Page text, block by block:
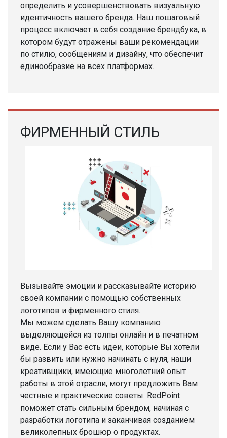
определить и усовершенствовать визуальную
идентичность вашего бренда. Наш пошаговый
процесс включает в себя создание брендбука, в
котором будут отражены ваши рекомендации
по стилю, сообщениям и дизайну, что обеспечит
единообразие на всех платформах.
ФИРМЕННЫЙ СТИЛЬ
Вызывайте эмоции и рассказывайте историю
своей компании с помощью собственных
логотипов и фирменного стиля.
Мы можем сделать Вашу компанию
выделяющейся из толпы онлайн и в печатном
виде. Если у Вас есть идеи, которые Вы хотели
бы развить или нужно начинать с нуля, наши
креативщики, имеющие многолетний опыт
работы в этой отрасли, могут предложить Вам
честные и практические советы. RedPoint
поможет стать сильным брендом, начиная с
разработки логотипа и заканчивая созданием
великолепных брошюр о продуктах.